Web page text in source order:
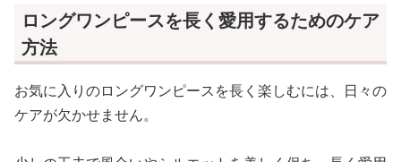
ロングワンピースを長く愛用するためのケア
方法
お気に入りのロングワンピースを長く楽しむには、日々の
ケアが欠かせません。